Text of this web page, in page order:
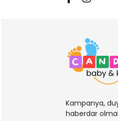
Kampanya,
haberdar